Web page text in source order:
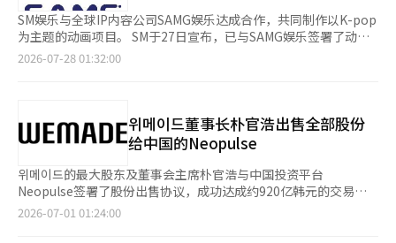
SM娱乐与全球IP内容公司SAMG娱乐达成合作，共同制作以K-pop
为主题的动画项目。 SM于27日宣布，已与SAMG娱乐签署了动画
《超级偶像项目》的共同制作协议，旨在开发面向全球市场的新动
的年轻人。通过结合艺术家IP与超级英雄叙事的故事讲述，计划同
时吸引K-pop粉丝和动画观众。 SM将在作品中参与主要音乐的策
划与制作，以及演唱和表演的各个方面。SM希望将其积累的音乐
制作经验与表演能力融入动画内容中，以提升作品的整体质量。
双方计划将此次项目发展为一个综合IP商业模式，不仅限于动画制
作，还将扩展到音乐、演唱会、管理、视频授权等多个领域。※
本报道经人工智能（AI）系统翻译与编辑。
2026-07-28 01:32:00
위메이드董事长朴官浩出售全部股份
给中国的Neopulse
위메이드的最大股东及董事会主席朴官浩与中国投资平台
Neopulse签署了股份出售协议，成功达成约920亿韩元的交易。
위메이드于30日宣布，朴主席已签署出售其持有的公司全部股份的
2026-07-01 01:24:00